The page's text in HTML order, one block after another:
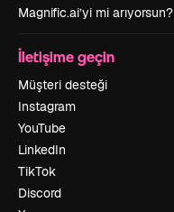
Magnific.ai’yi mi arıyorsun?
İletişime geçin
Müşteri desteği
Instagram
YouTube
LinkedIn
TikTok
Discord